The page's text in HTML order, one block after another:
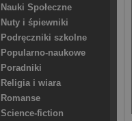
Nauki Społeczne
Nuty i śpiewniki
Podręczniki szkolne
Popularno-naukowe
Poradniki
Religia i wiara
Romanse
Science-fiction